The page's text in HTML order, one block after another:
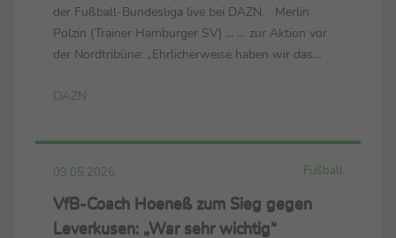
der Fußball-Bundesliga live bei DAZN. Merlin
Polzin (Trainer Hamburger SV) ... … zur Aktion vor
der Nordtribüne: „Ehrlicherweise haben wir das
selbstverständlich, wie uns die Fans unterstützt ...
DAZN
09.05.2026 Fußball
VfB-Coach Hoeneß zum Sieg gegen
Leverkusen: „War sehr wichtig“